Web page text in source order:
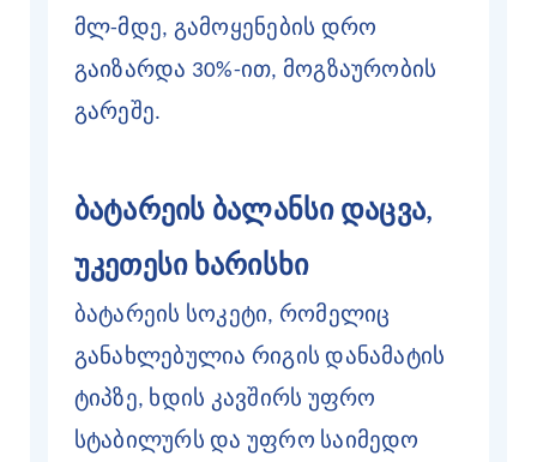
მლ-მდე, გამოყენების დრო
გაიზარდა 30%-ით, მოგზაურობის
გარეშე.
ბატარეის ბალანსი დაცვა,
უკეთესი ხარისხი
ბატარეის სოკეტი, რომელიც
განახლებულია რიგის დანამატის
ტიპზე, ხდის კავშირს უფრო
სტაბილურს და უფრო საიმედო